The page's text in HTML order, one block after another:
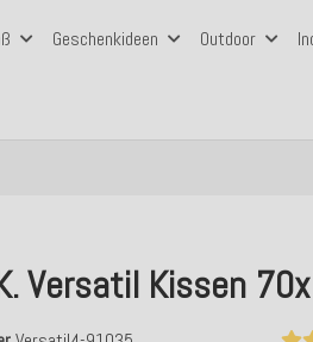
Geschenkideen Outdoor
Versatil Kissen